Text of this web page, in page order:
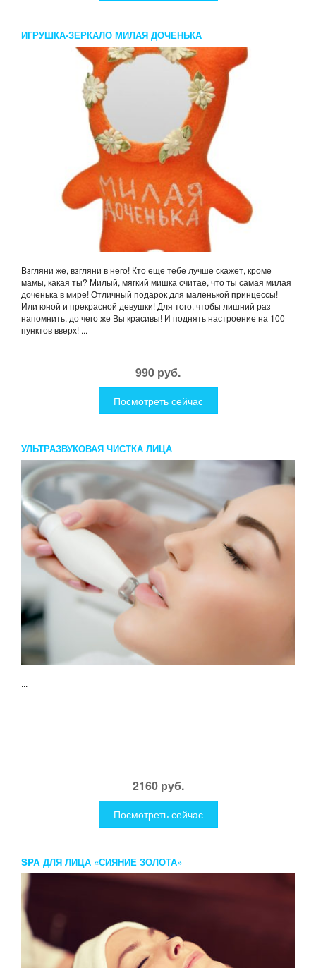
ИГРУШКА-ЗЕРКАЛО МИЛАЯ ДОЧЕНЬКА
Взгляни же, взгляни в него! Кто еще тебе лучше скажет, кроме
мамы, какая ты? Милый, мягкий мишка считае, что ты самая милая
доченька в мире! Отличный подарок для маленькой принцессы!
Или юной и прекрасной девушки! Для того, чтобы лишний раз
напомнить, до чего же Вы красивы! И поднять настроение на 100
пунктов вверх! ...
990 руб.
Посмотреть сейчас
УЛЬТРАЗВУКОВАЯ ЧИСТКА ЛИЦА
...
2160 руб.
Посмотреть сейчас
SPA ДЛЯ ЛИЦА «СИЯНИЕ ЗОЛОТА»